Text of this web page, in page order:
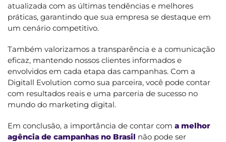
atualizada com as últimas tendências e melhores
práticas, garantindo que sua empresa se destaque em
um cenário competitivo.
Também valorizamos a transparência e a comunicação
eficaz, mantendo nossos clientes informados e
envolvidos em cada etapa das campanhas. Com a
Digitall Evolution como sua parceira, você pode contar
com resultados reais e uma parceria de sucesso no
mundo do marketing digital.
Em conclusão, a importância de contar com a melhor
agência de campanhas no Brasil não pode ser